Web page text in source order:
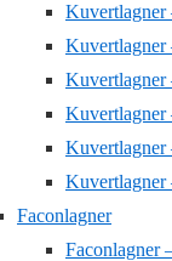
Kuvertlagner
Kuvertlagner
Kuvertlagner
Kuvertlagner
Kuvertlagner
Kuvertlagner
Faconlagner
Faconlagner